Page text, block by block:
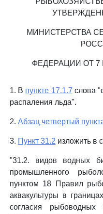
МИНИСТЕРСТВА
ФЕДЕРАЦИИ ОТ 7
1. В пункте 17.1.7 слова
распаления льда".
2. Абзац четвертый
3. Пункт 31.2 изложить в
"31.2. видов водных
промышленного
пунктом 18 Правил
аквакультуры в
согласия рыбоводных